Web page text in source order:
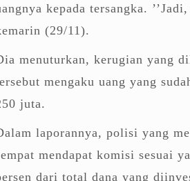
kepada tersangka.
(29/11).
menuturkan, kerugian yang
mengaku uang yang
juta.
laporannya, polisi yang
mendapat komisi sesuai
dari total dana yang